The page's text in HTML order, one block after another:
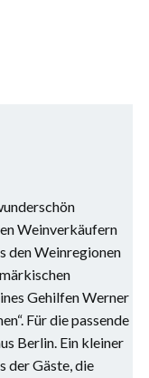
Weinverkäufern
den Weinregionen
Gehilfen Werner
Für die passende
Berlin. Ein kleiner
der Gäste, die